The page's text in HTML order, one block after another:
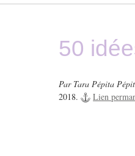
50
Par Tara Pépita
2018.
Lien